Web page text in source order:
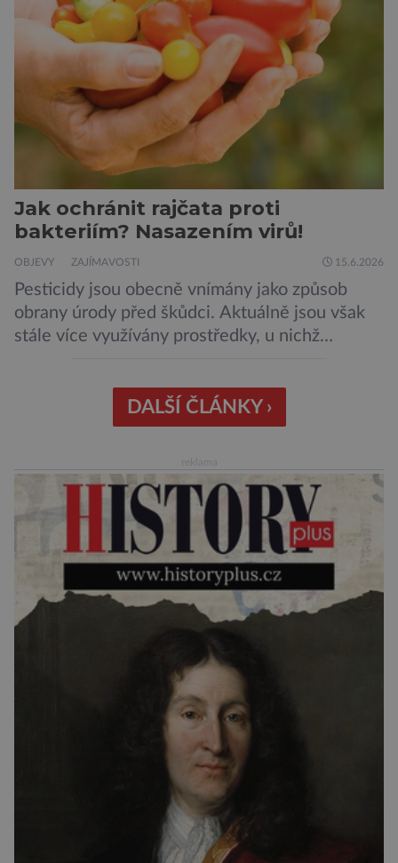
Jak ochránit rajčata proti
bakteriím? Nasazením virů!
OBJEVY ZAJÍMAVOSTI 15.6.2026
Pesticidy jsou obecně vnímány jako způsob
obrany úrody před škůdci. Aktuálně jsou však
stále více využívány prostředky, u nichž
ochrana. Onu biologickou ochranu představují
například parazitické vosičky, které bývají
hmyzu. Takové vosičky jsou dosti malé, […]
DALŠÍ ČLÁNKY ›